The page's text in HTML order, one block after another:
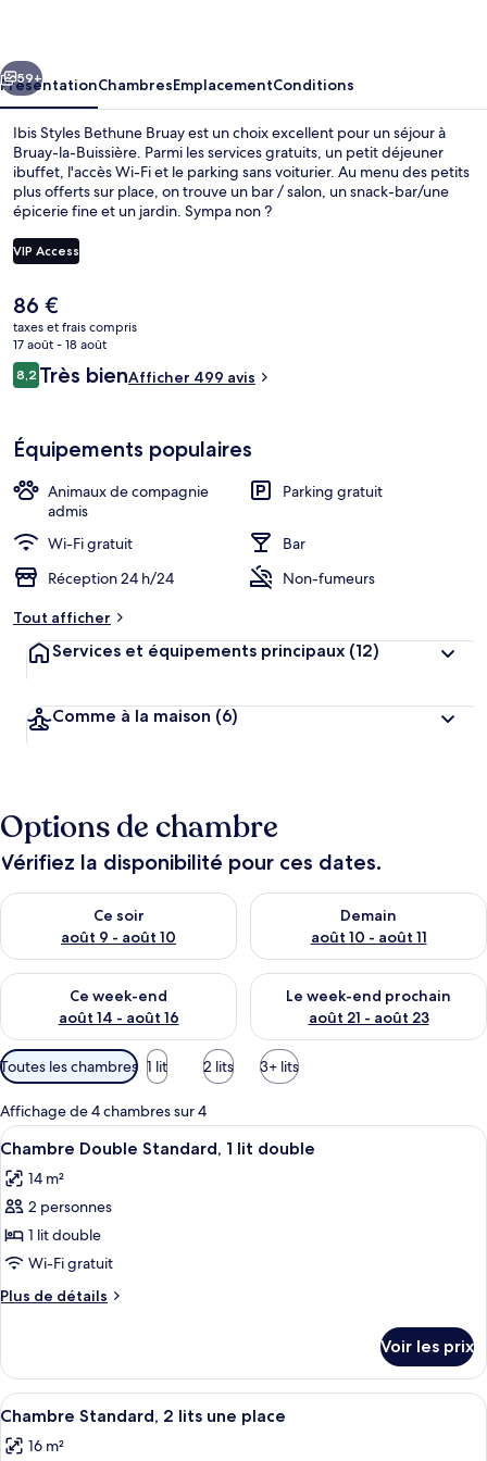
Suivant
59+
PrésentationChambresEmplacementConditions
Ibis Styles Bethune Bruay est un choix excellent pour un séjour à
Bruay-la-Buissière. Parmi les services gratuits, un petit déjeuner
ibuffet, l'accès Wi-Fi et le parking sans voiturier. Au menu des petits
plus offerts sur place, on trouve un bar / salon, un snack-bar/une
épicerie fine et un jardin. Sympa non ?
VIP Access
Le
prix
actuel
est
de
86 €
taxes et frais compris
17 août - 18 août
Avis
voyageurs
8,28,2 sur 10
Très bienAfficher 499 avis
Équipements populaires
Animaux de compagnie
admis
Parking gratuit
Wi-Fi gratuit
Bar
Réception 24 h/24
Non-fumeurs
Tout afficher
Services et équipements principaux (12)
Comme à la maison (6)
Options de chambre
Vérifiez la disponibilité pour ces dates.
Ce soir
août 9 - août 10
Vérifier la disponibilité pour ce soir août 9 - août 10
Demain
août 10 - août 11
Vérifier la disponibilité pour
Ce week-end
août 14 - août 16
Vérifier la disponibilité pour ce week-end août 14 - août 16
Le week-end prochain
août 21 - août 23
Vérifier la disponibilité pour
Filtres
disponibles
pour
les
chambres
Toutes les chambres 1 lit 2 lits 3+ lits
Affichage de 4 chambres sur 4
Afficher
toutes
les
photos
pour
ce
type
de
Chambre
Double
Standard,
1
Une chambre d’hôtel comprenant
7
Chambre Double Standard, 1 lit double
14 m²
2 personnes
1 lit double
Wi-Fi gratuit
Plus de détails
Plus
le
type
de
Chambre
Voir les prix
Afficher
toutes
les
Une chambre d’hôtel avec deux
11
Chambre Standard, 2 lits une place
16 m²